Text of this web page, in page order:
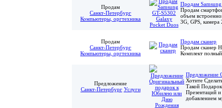
Продам
Санкт-Петербург
Компьютеры, оргтехника
Продам
Продам
объем
3G, GPS,
Продам
Санкт-Петербург
Компьютеры, оргтехника
Продам сканер
Продам сканер
Комплект
Предложение
Санкт-Петербург Услуги
Предложение
Хотите
Такой
Презентаций
добавлением